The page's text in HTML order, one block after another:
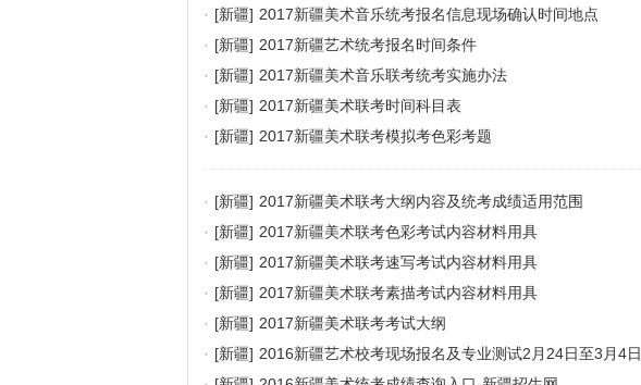
· [新疆] 2017新疆美术音乐统考报名信息现场确认时间地点
· [新疆] 2017新疆艺术统考报名时间条件
· [新疆] 2017新疆美术音乐联考统考实施办法
· [新疆] 2017新疆美术联考时间科目表
· [新疆] 2017新疆美术联考模拟考色彩考题
· [新疆] 2017新疆美术联考大纲内容及统考成绩适用范围
· [新疆] 2017新疆美术联考色彩考试内容材料用具
· [新疆] 2017新疆美术联考速写考试内容材料用具
· [新疆] 2017新疆美术联考素描考试内容材料用具
· [新疆] 2017新疆美术联考考试大纲
· [新疆] 2016新疆艺术校考现场报名及专业测试2月24日至3月4日